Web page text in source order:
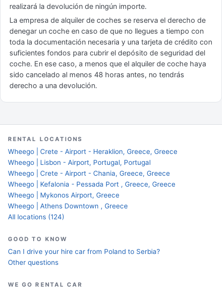
realizará la devolución de ningún importe.
La empresa de alquiler de coches se reserva el derecho de
denegar un coche en caso de que no llegues a tiempo con
toda la documentación necesaria y una tarjeta de crédito con
suficientes fondos para cubrir el depósito de seguridad del
coche. En ese caso, a menos que el alquiler de coche haya
sido cancelado al menos 48 horas antes, no tendrás
derecho a una devolución.
RENTAL LOCATIONS
Wheego | Crete - Airport - Heraklion, Greece, Greece
Wheego | Lisbon - Airport, Portugal, Portugal
Wheego | Crete - Airport - Chania, Greece, Greece
Wheego | Kefalonia - Pessada Port , Greece, Greece
Wheego | Mykonos Airport, Greece
Wheego | Athens Downtown , Greece
All locations (124)
GOOD TO KNOW
Can I drive your hire car from Poland to Serbia?
Other questions
WE GO RENTAL CAR